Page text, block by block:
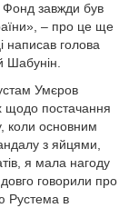
завжди був
– про це ще
написав голова
Шабунін.
Умєров
щодо постачання
коли основним
з яйцями,
я мала нагоду
говорили про
Рустема в